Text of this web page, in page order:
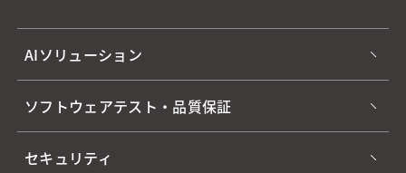
AIソリューション
ソフトウェアテスト・品質保証
セキュリティ